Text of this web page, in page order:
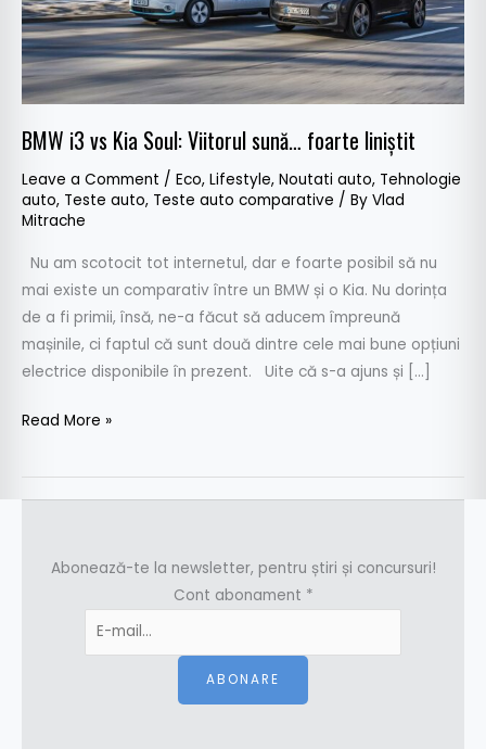
BMW i3 vs Kia Soul: Viitorul sună… foarte liniștit
Leave a Comment / Eco, Lifestyle, Noutati auto, Tehnologie
auto, Teste auto, Teste auto comparative / By Vlad
Mitrache
Nu am scotocit tot internetul, dar e foarte posibil să nu
mai existe un comparativ între un BMW și o Kia. Nu dorința
de a fi primii, însă, ne-a făcut să aducem împreună
mașinile, ci faptul că sunt două dintre cele mai bune opțiuni
electrice disponibile în prezent. Uite că s-a ajuns și […]
foarte
liniștit
Read More »
Abonează-te la newsletter, pentru știri și concursuri!
Cont abonament *
ABONARE